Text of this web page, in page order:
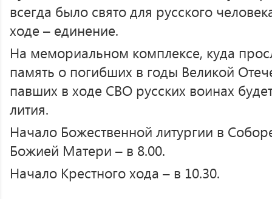
всегда было свято для русского
ходе – единение.
На мемориальном комплексе, куда
память о погибших в годы Великой
павших в ходе СВО русских воинах
лития.
Начало Божественной литургии в
Божией Матери – в 8.00.
Начало Крестного хода – в 10.30.